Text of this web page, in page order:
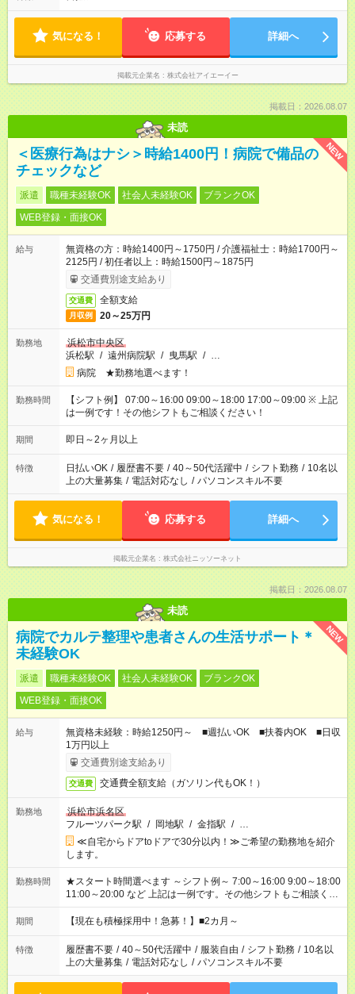
気になる！ 応募する 詳細へ
掲載元企業名 株式会社アイエーイー
掲載日：2026.08.07
未読
NEW
＜医療行為はナシ＞時給1400円！病院で備品の
チェックなど
派遣 職種未経験OK 社会人未経験OK
ブランクOK
WEB登録・面接OK
給与
無資格の方：時給1400円～1750円 / 介護福祉士：時給1700円～
2125円 / 初任者以上：時給1500円～1875円
交通費別途支給あり
交通費 全額支給
月収例 20～25万円
勤務地
浜松市中央区
浜松駅 / 遠州病院駅 / 曳馬駅 / …
病院 ★勤務地選べます！
勤務時間
【シフト例】 07:00～16:00 09:00～18:00 17:00～09:00 ※ 上記
は一例です！その他シフトもご相談ください！
期間 即日～2ヶ月以上
特徴 日払いOK / 履歴書不要 / 40～50代活躍中 / シフト勤務 / 10名以
上の大量募集 / 電話対応なし / パソコンスキル不要
気になる！ 応募する 詳細へ
掲載元企業名 株式会社ニッソーネット
掲載日：2026.08.07
未読
NEW
病院でカルテ整理や患者さんの生活サポート＊
未経験OK
派遣 職種未経験OK 社会人未経験OK
ブランクOK
WEB登録・面接OK
給与
無資格未経験：時給1250円～ ■週払いOK ■扶養内OK ■日収
1万円以上
交通費別途支給あり
交通費 交通費全額支給（ガソリン代もOK！）
勤務地
浜松市浜名区
フルーツパーク駅 / 岡地駅 / 金指駅 / …
≪自宅からドアtoドアで30分以内！≫ご希望の勤務地を紹介
します。
勤務時間
★スタート時間選べます ～シフト例～ 7:00～16:00 9:00～18:00
11:00～20:00 など 上記は一例です。その他シフトもご相談くだ
さい。 ※Wワークの場合当社と合わせて法定労働時間が週40時
間を超えなければOK
期間 【現在も積極採用中！急募！】■2カ月～
特徴 履歴書不要 / 40～50代活躍中 / 服装自由 / シフト勤務 / 10名以
上の大量募集 / 電話対応なし / パソコンスキル不要